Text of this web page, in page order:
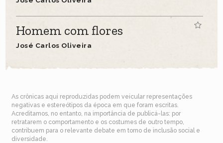
Homem com flores
José Carlos Oliveira
As crônicas aqui reproduzidas podem veicular representações
negativas e estereótipos da época em que foram escritas.
Acreditamos, no entanto, na importância de publicá-las: por
retratarem o comportamento e os costumes de outro tempo,
contribuem para o relevante debate em torno de inclusão social e
diversidade.